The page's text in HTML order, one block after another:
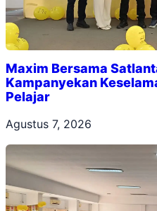
Maxim Bersama
Kampanyekan
Pelajar
Agustus 7, 2026